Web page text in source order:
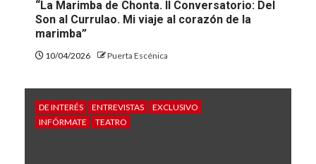
“La Marimba de Chonta. II Conversatorio: Del
Son al Currulao. Mi viaje al corazón de la
marimba”
10/04/2026 Puerta Escénica
DE INTERÉS ENTREVISTAS
EXCLUSIVO
INFÓRMATE
TEATRO